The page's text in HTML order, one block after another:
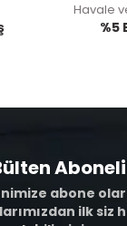
Havale
%5
abone
ilk siz